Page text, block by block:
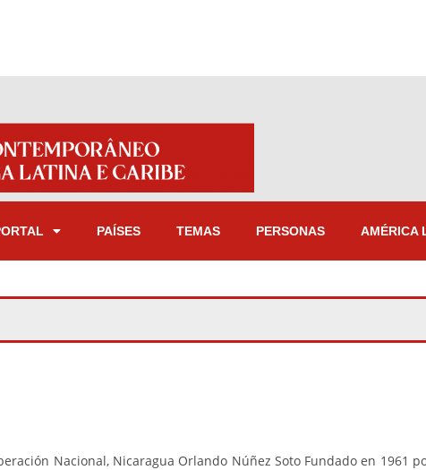
PAÍSES TEMAS PERSONAS AMÉRICA
Nacional, Nicaragua Orlando Núñez Soto Fundado en 1961